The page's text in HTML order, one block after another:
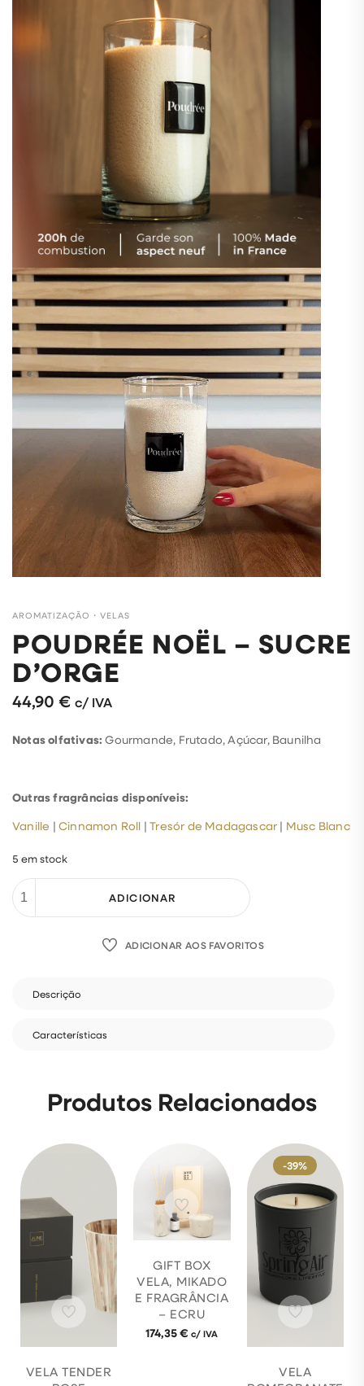
AROMATIZAÇÃO ・ VELAS
POUDRÉE NOËL – SUCRE
D’ORGE
44,90 € c/ IVA
A
d’orge
coleção
Noël
foi
concebida
para
dos
inverno.
100%
biodegradáveis,
oferece
uma
queima
limpa,
reutilizável,
mantendo-
fiel
Notas olfativas:Gourmande, Frutado, Açúcar, Baunilha
Outras fragrâncias disponíveis:
Vanille |Cinnamon Roll |Tresór de Madagascar | Musc Blanc
5 em stock
ADICIONAR
ADICIONAR AOS FAVORITOS
Descrição
Características
Produtos Relacionados
VELA TENDER
GIFT BOX
VELA, MIKADO
E FRAGRÂNCIA
– ECRU
174,35€ c/ IVA
-39%
VELA